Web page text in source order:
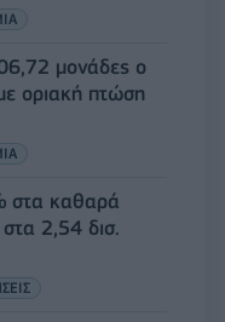
μονάδες ο
οριακή πτώση
στα καθαρά
2,54 δισ.